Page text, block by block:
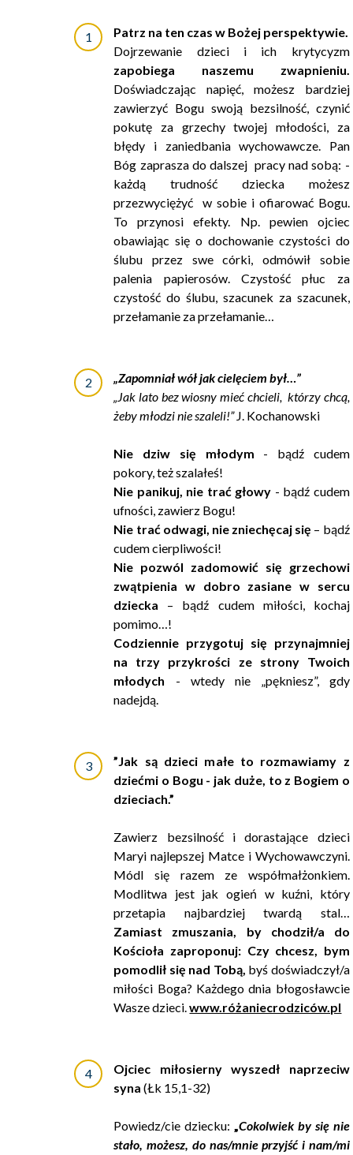
Patrz na ten czas w Bożej perspektywie.
Dojrzewanie dzieci i ich krytycyzm
zapobiega naszemu zwapnieniu.
Doświadczając napięć, możesz bardziej
zawierzyć Bogu swoją bezsilność, czynić
pokutę za grzechy twojej młodości, za
błędy i zaniedbania wychowawcze. Pan
Bóg zaprasza do dalszej pracy nad sobą: -
każdą trudność dziecka możesz
przezwyciężyć w sobie i ofiarować Bogu.
To przynosi efekty. Np. pewien ojciec
obawiając się o dochowanie czystości do
ślubu przez swe córki, odmówił sobie
palenia papierosów. Czystość płuc za
czystość do ślubu, szacunek za szacunek,
przełamanie za przełamanie…
„Zapomniał wół jak cielęciem był…”
„Jak lato bez wiosny mieć chcieli, którzy chcą,
żeby młodzi nie szaleli!”J. Kochanowski
Nie dziw się młodym - bądź cudem
pokory, też szalałeś!
Nie panikuj, nie trać głowy - bądź cudem
ufności, zawierz Bogu!
Nie trać odwagi, nie zniechęcaj się – bądź
cudem cierpliwości!
Nie pozwól zadomowić się grzechowi
zwątpienia w dobro zasiane w sercu
dziecka – bądź cudem miłości, kochaj
pomimo…!
Codziennie przygotuj się przynajmniej
na trzy przykrości ze strony Twoich
młodych - wtedy nie „pękniesz”, gdy
nadejdą.
”Jak są dzieci małe to rozmawiamy z
dziećmi o Bogu - jak duże, to z Bogiem o
dzieciach.”
Zawierz bezsilność i dorastające dzieci
Maryi najlepszej Matce i Wychowawczyni.
Módl się razem ze współmałżonkiem.
Modlitwa jest jak ogień w kuźni, który
przetapia najbardziej twardą stal…
Zamiast zmuszania, by chodził/a do
Kościoła zaproponuj: Czy chcesz, bym
pomodlił się nad Tobą, byś doświadczył/a
miłości Boga? Każdego dnia błogosławcie
Wasze dzieci.www.różaniecrodziców.pl
Ojciec miłosierny wyszedł naprzeciw
syna(Łk 15,1-32)
Powiedz/cie dziecku:„Cokolwiek by się nie
stało, możesz, do nas/mnie przyjść i nam/mi